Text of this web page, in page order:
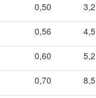
0,50 3,2
0,56 4,5
0,60 5,2
0,70 8,5